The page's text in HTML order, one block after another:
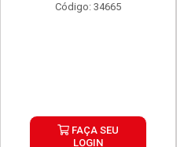
Código: 34665
FAÇA SEU
LOGIN